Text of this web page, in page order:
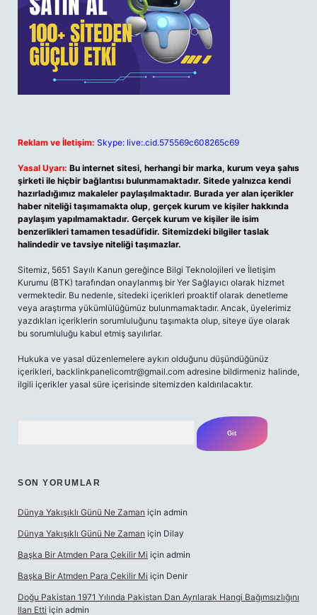
Reklam ve İletişim: Skype: live:.cid.575569c608265c69
Yasal Uyarı: Bu internet sitesi, herhangi bir marka, kurum veya şahıs
şirketi ile hiçbir bağlantısı bulunmamaktadır. Sitede yalnızca kendi
hazırladığımız makaleler paylaşılmaktadır. Burada yer alan içerikler
haber niteliği taşımamakta olup, gerçek kurum ve kişiler hakkında
paylaşım yapılmamaktadır. Gerçek kurum ve kişiler ile isim
benzerlikleri tamamen tesadüfidir. Sitemizdeki bilgiler taslak
halindedir ve tavsiye niteliği taşımazlar.
Sitemiz, 5651 Sayılı Kanun gereğince Bilgi Teknolojileri ve İletişim
Kurumu (BTK) tarafından onaylanmış bir Yer Sağlayıcı olarak hizmet
vermektedir. Bu nedenle, sitedeki içerikleri proaktif olarak denetleme
veya araştırma yükümlülüğümüz bulunmamaktadır. Ancak, üyelerimiz
yazdıkları içeriklerin sorumluluğunu taşımakta olup, siteye üye olarak
bu sorumluluğu kabul etmiş sayılırlar.
Hukuka ve yasal düzenlemelere aykırı olduğunu düşündüğünüz
içerikleri, backlinkpanelicomtr@gmail.com adresine bildirmeniz halinde,
ilgili içerikler yasal süre içerisinde sitemizden kaldırılacaktır.
SON YORUMLAR
Dünya Yakışıklı Günü Ne Zaman için admin
Dünya Yakışıklı Günü Ne Zaman için Dilay
Başka Bir Atmden Para Çekilir Mi için admin
Başka Bir Atmden Para Çekilir Mi için Denir
Doğu Pakistan 1971 Yılında Pakistan Dan Ayrılarak Hangi Bağımsızlığını
Ilan Etti için admin